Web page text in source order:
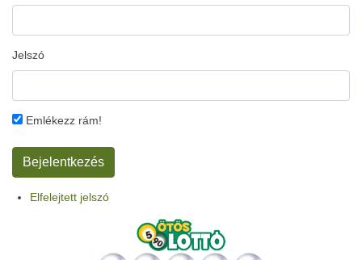
Jelszó
Emlékezz rám!
Elfelejtett jelszó